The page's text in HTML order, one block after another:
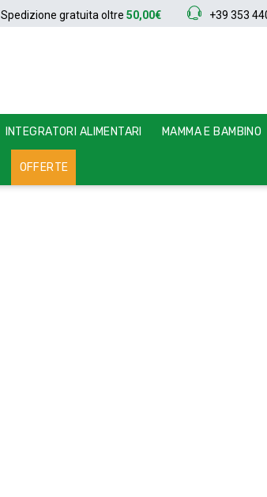
Spedizione gratuita oltre 50,00€ +39 353
INTEGRATORI ALIMENTARI MAMMA E BAMBINO
OFFERTE